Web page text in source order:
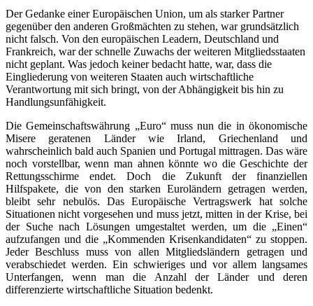
Der Gedanke einer Europäischen Union, um als starker Partner
gegenüber den anderen Großmächten zu stehen, war grundsätzlich
nicht falsch. Von den europäischen Leadern, Deutschland und
Frankreich, war der schnelle Zuwachs der weiteren Mitgliedsstaaten
nicht geplant. Was jedoch keiner bedacht hatte, war, dass die
Eingliederung von weiteren Staaten auch wirtschaftliche
Verantwortung mit sich bringt, von der Abhängigkeit bis hin zu
Handlungsunfähigkeit.
Die Gemeinschaftswährung „Euro“ muss nun die in ökonomische
Misere geratenen Länder wie Irland, Griechenland und
wahrscheinlich bald auch Spanien und Portugal mittragen. Das wäre
noch vorstellbar, wenn man ahnen könnte wo die Geschichte der
Rettungsschirme endet. Doch die Zukunft der finanziellen
Hilfspakete, die von den starken Euroländern getragen werden,
bleibt sehr nebulös. Das Europäische Vertragswerk hat solche
Situationen nicht vorgesehen und muss jetzt, mitten in der Krise, bei
der Suche nach Lösungen umgestaltet werden, um die „Einen“
aufzufangen und die „Kommenden Krisenkandidaten“ zu stoppen.
Jeder Beschluss muss von allen Mitgliedsländern getragen und
verabschiedet werden. Ein schwieriges und vor allem langsames
Unterfangen, wenn man die Anzahl der Länder und deren
differenzierte wirtschaftliche Situation bedenkt.